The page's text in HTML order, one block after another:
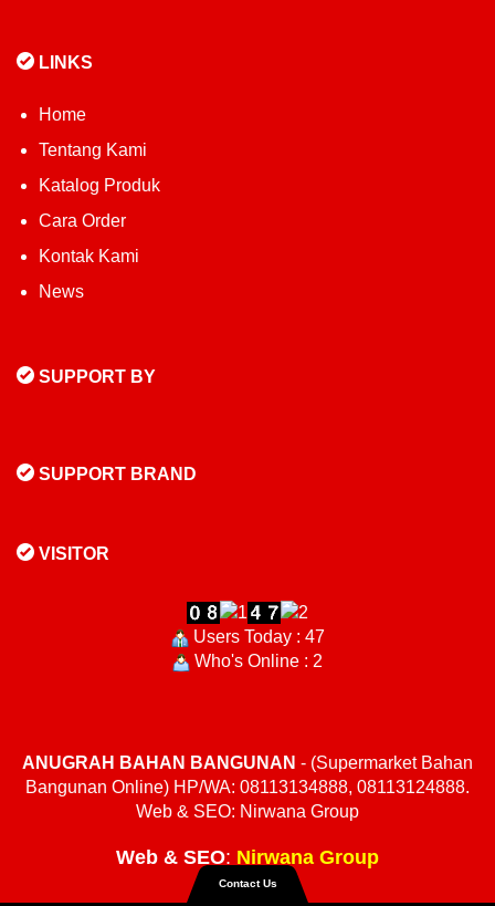
LINKS
Home
Tentang Kami
Katalog Produk
Cara Order
Kontak Kami
News
SUPPORT BY
SUPPORT BRAND
VISITOR
Users Today : 47
Who's Online : 2
ANUGRAH BAHAN BANGUNAN - (Supermarket Bahan
Bangunan Online) HP/WA: 08113134888, 08113124888.
Web & SEO: Nirwana Group
Web & SEO: Nirwana Group
Contact Us